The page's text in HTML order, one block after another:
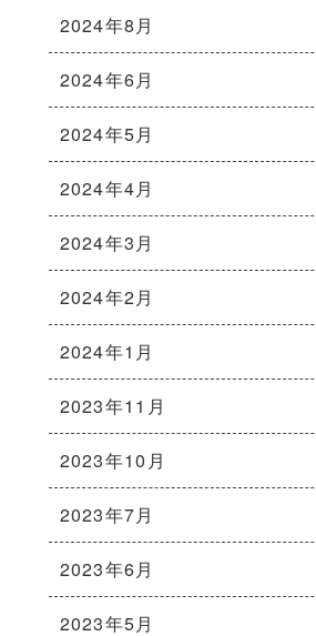
2024年8月
2024年6月
2024年5月
2024年4月
2024年3月
2024年2月
2024年1月
2023年11月
2023年10月
2023年7月
2023年6月
2023年5月